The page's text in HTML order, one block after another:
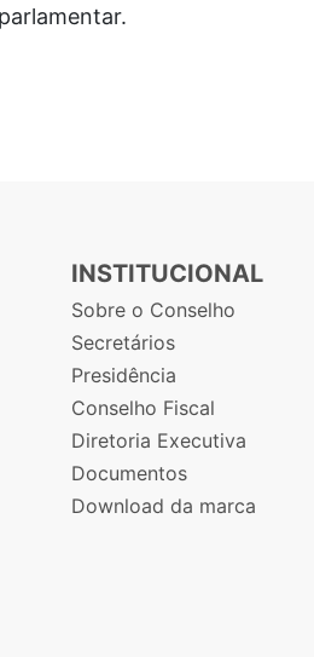
INSTITUCIONAL
Sobre o Conselho
Secretários
Presidência
Conselho Fiscal
Diretoria Executiva
Documentos
Download da marca